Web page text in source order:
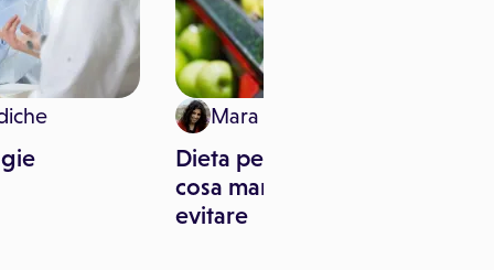
Mara Pitari
Dieta per colon irritabile:
cosa mangiare e cosa
evitare